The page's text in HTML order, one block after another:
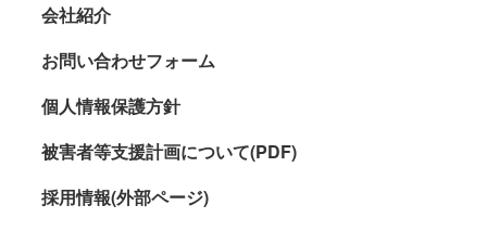
会社紹介
お問い合わせフォーム
個人情報保護方針
被害者等支援計画について(PDF)
採用情報(外部ページ)